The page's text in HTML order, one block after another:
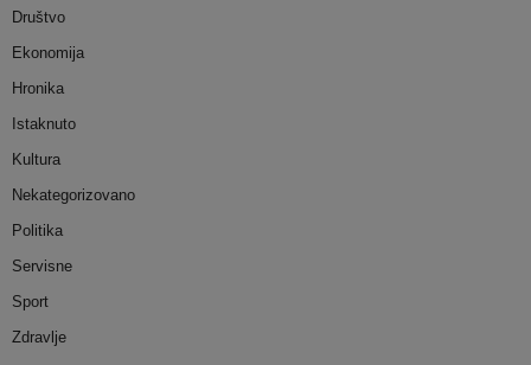
Društvo
Ekonomija
Hronika
Istaknuto
Kultura
Nekategorizovano
Politika
Servisne
Sport
Zdravlje